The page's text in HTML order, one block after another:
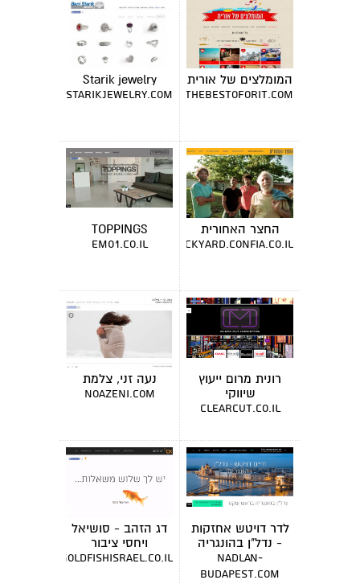
המומלצים של אורית
thebestoforit.com
Starik jewelry
starikjewelry.com
החצר האחורית
thebackyard.confia.co.il
TOPPINGS
em01.co.il
רונית מרום ייעוץ
שיווקי
clearcut.co.il
נעה זני, צלמת
noazeni.com
לדר דויטש אחזקות
- נדל"ן בהונגריה
nadlan-
budapest.com
דג הזהב - סושיאל
ויחסי ציבור
goldfishisrael.co.il